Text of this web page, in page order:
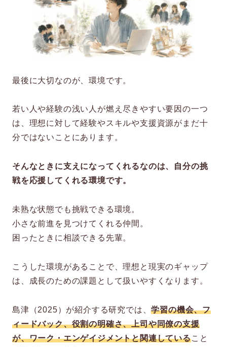
最後に大切なのが、環境です。
若い人や経験の浅い人が燃え尽きやすい要因の一つ
は、理想に対して経験やスキルや支援資源がまだ十
分ではないことにあります。
そんなときに支えになってくれるなのは、自分の挑
戦を応援してくれる環境です。
未熟な状態でも挑戦できる環境。
小さな前進を見つけてくれる仲間。
困ったときに相談できる先輩。
こうした環境があることで、理想と現実のギャップ
は、成長のための課題として扱いやすくなります。
島津（2025）が紹介する研究では、学習の機会、フ
ィードバック、役割の明確さ、上司や同僚の支援
が、ワーク・エンゲイジメントと関連していること